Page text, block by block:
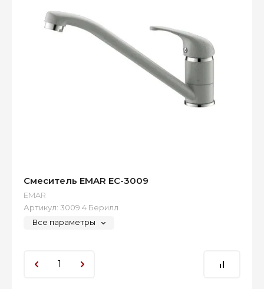
Смеситель EMAR EC-3009
EMAR
Артикул: 3009.4 Берилл
Все параметры